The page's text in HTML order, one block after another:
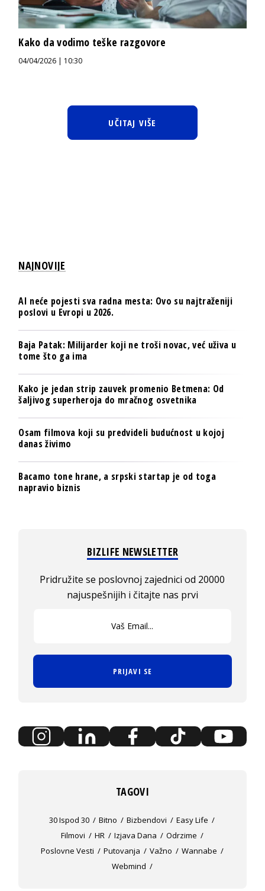
Kako da vodimo teške razgovore
04/04/2026 | 10:30
UČITAJ VIŠE
NAJNOVIJE
AI neće pojesti sva radna mesta: Ovo su najtraženiji
poslovi u Evropi u 2026.
Baja Patak: Milijarder koji ne troši novac, već uživa u
tome što ga ima
Kako je jedan strip zauvek promenio Betmena: Od
šaljivog superheroja do mračnog osvetnika
Osam filmova koji su predvideli budućnost u kojoj
danas živimo
Bacamo tone hrane, a srpski startap je od toga
napravio biznis
BIZLIFE NEWSLETTER
Pridružite se poslovnoj zajednici od 20000
najuspešnijih i čitajte nas prvi
PRIJAVI SE
TAGOVI
30 Ispod 30 Bitno Bizbendovi
Easy Life
Filmovi
HR Izjava Dana
Odrzime
Poslovne Vesti
Putovanja Važno
Wannabe
Webmind